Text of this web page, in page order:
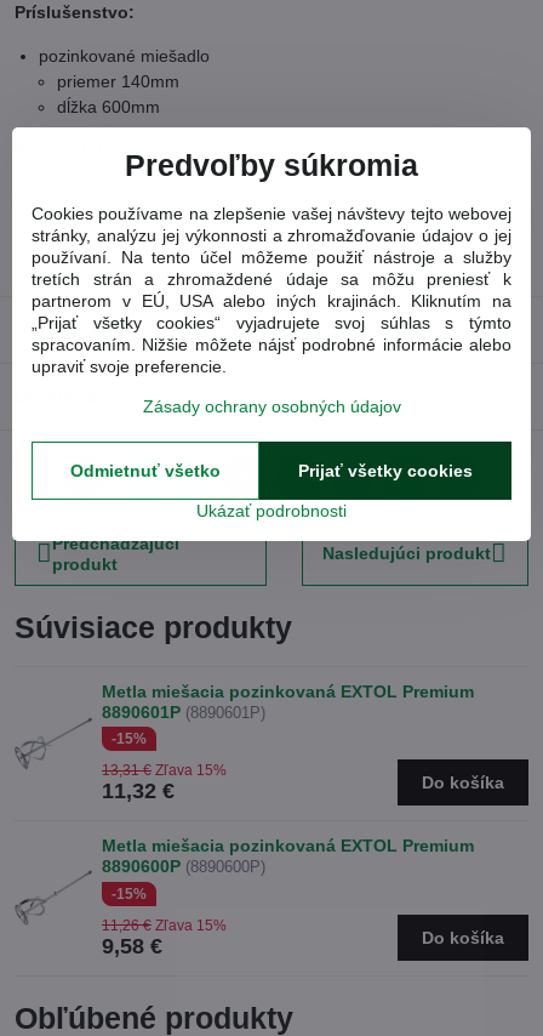
Príslušenstvo:
pozinkované miešadlo
priemer 140mm
dĺžka 600mm
Metla miešacia pozinkovaná EXTOL Premium 8890601P
Tovarové číslo:8890601
Recenzie 0
FacebookTwitterBluesky PinterestReddit LinkedInWhatsApp
E-
mail
Predchádzajúci
produkt
Nasledujúci produkt
Súvisiace produkty
Metla miešacia pozinkovaná EXTOL Premium
8890601P (8890601P)
-15%
11,32 €
13,31 € Zľava 15%
Do košíka
Metla miešacia pozinkovaná EXTOL Premium
8890600P (8890600P)
-15%
9,58 €
11,26 € Zľava 15%
Do košíka
Obľúbené produkty
Predvoľby súkromia
Cookies používame na zlepšenie vašej návštevy tejto webovej
stránky, analýzu jej výkonnosti a zhromažďovanie údajov o jej
používaní. Na tento účel môžeme použiť nástroje a služby
tretích strán a zhromaždené údaje sa môžu preniesť k
partnerom v EÚ, USA alebo iných krajinách. Kliknutím na
„Prijať všetky cookies“ vyjadrujete svoj súhlas s týmto
spracovaním. Nižšie môžete nájsť podrobné informácie alebo
upraviť svoje preferencie.
Zásady ochrany osobných údajov
Ukázať podrobnosti
Prijať všetky cookies
Odmietnuť všetko